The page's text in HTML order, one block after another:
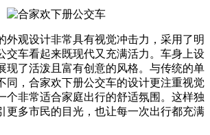
外观设计非常具有视觉冲击力，采用了明
交车看起来既现代又充满活力。车身上设
现了活泼且富有创意的风格。与传统的单
同，合家欢下册公交车的设计更注重视觉
个非常适合家庭出行的舒适氛围。这样独
更多市民的目光，也让每一次出行都充满